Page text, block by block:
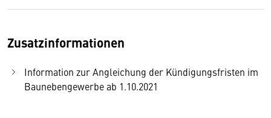
Zusatzinformationen
Information zur Angleichung der Kündigungsfristen im
Baunebengewerbe ab 1.10.2021